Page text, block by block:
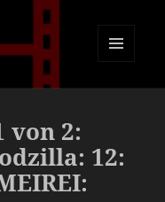
von 2:
12: